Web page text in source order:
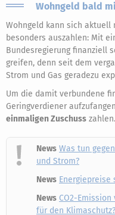
Wohngeld bald
Wohngeld kann sich aktuell
besonders auszahlen: Mit
Bundesregierung finanziell
greifen, denn seit dem
Strom und Gas geradezu
Um die damit verbundene
Geringverdiener
einmaligen Zuschuss zahlen.
News Was tun
und Strom?
News Energiepreise
News CO2-
für den Klimaschutz?